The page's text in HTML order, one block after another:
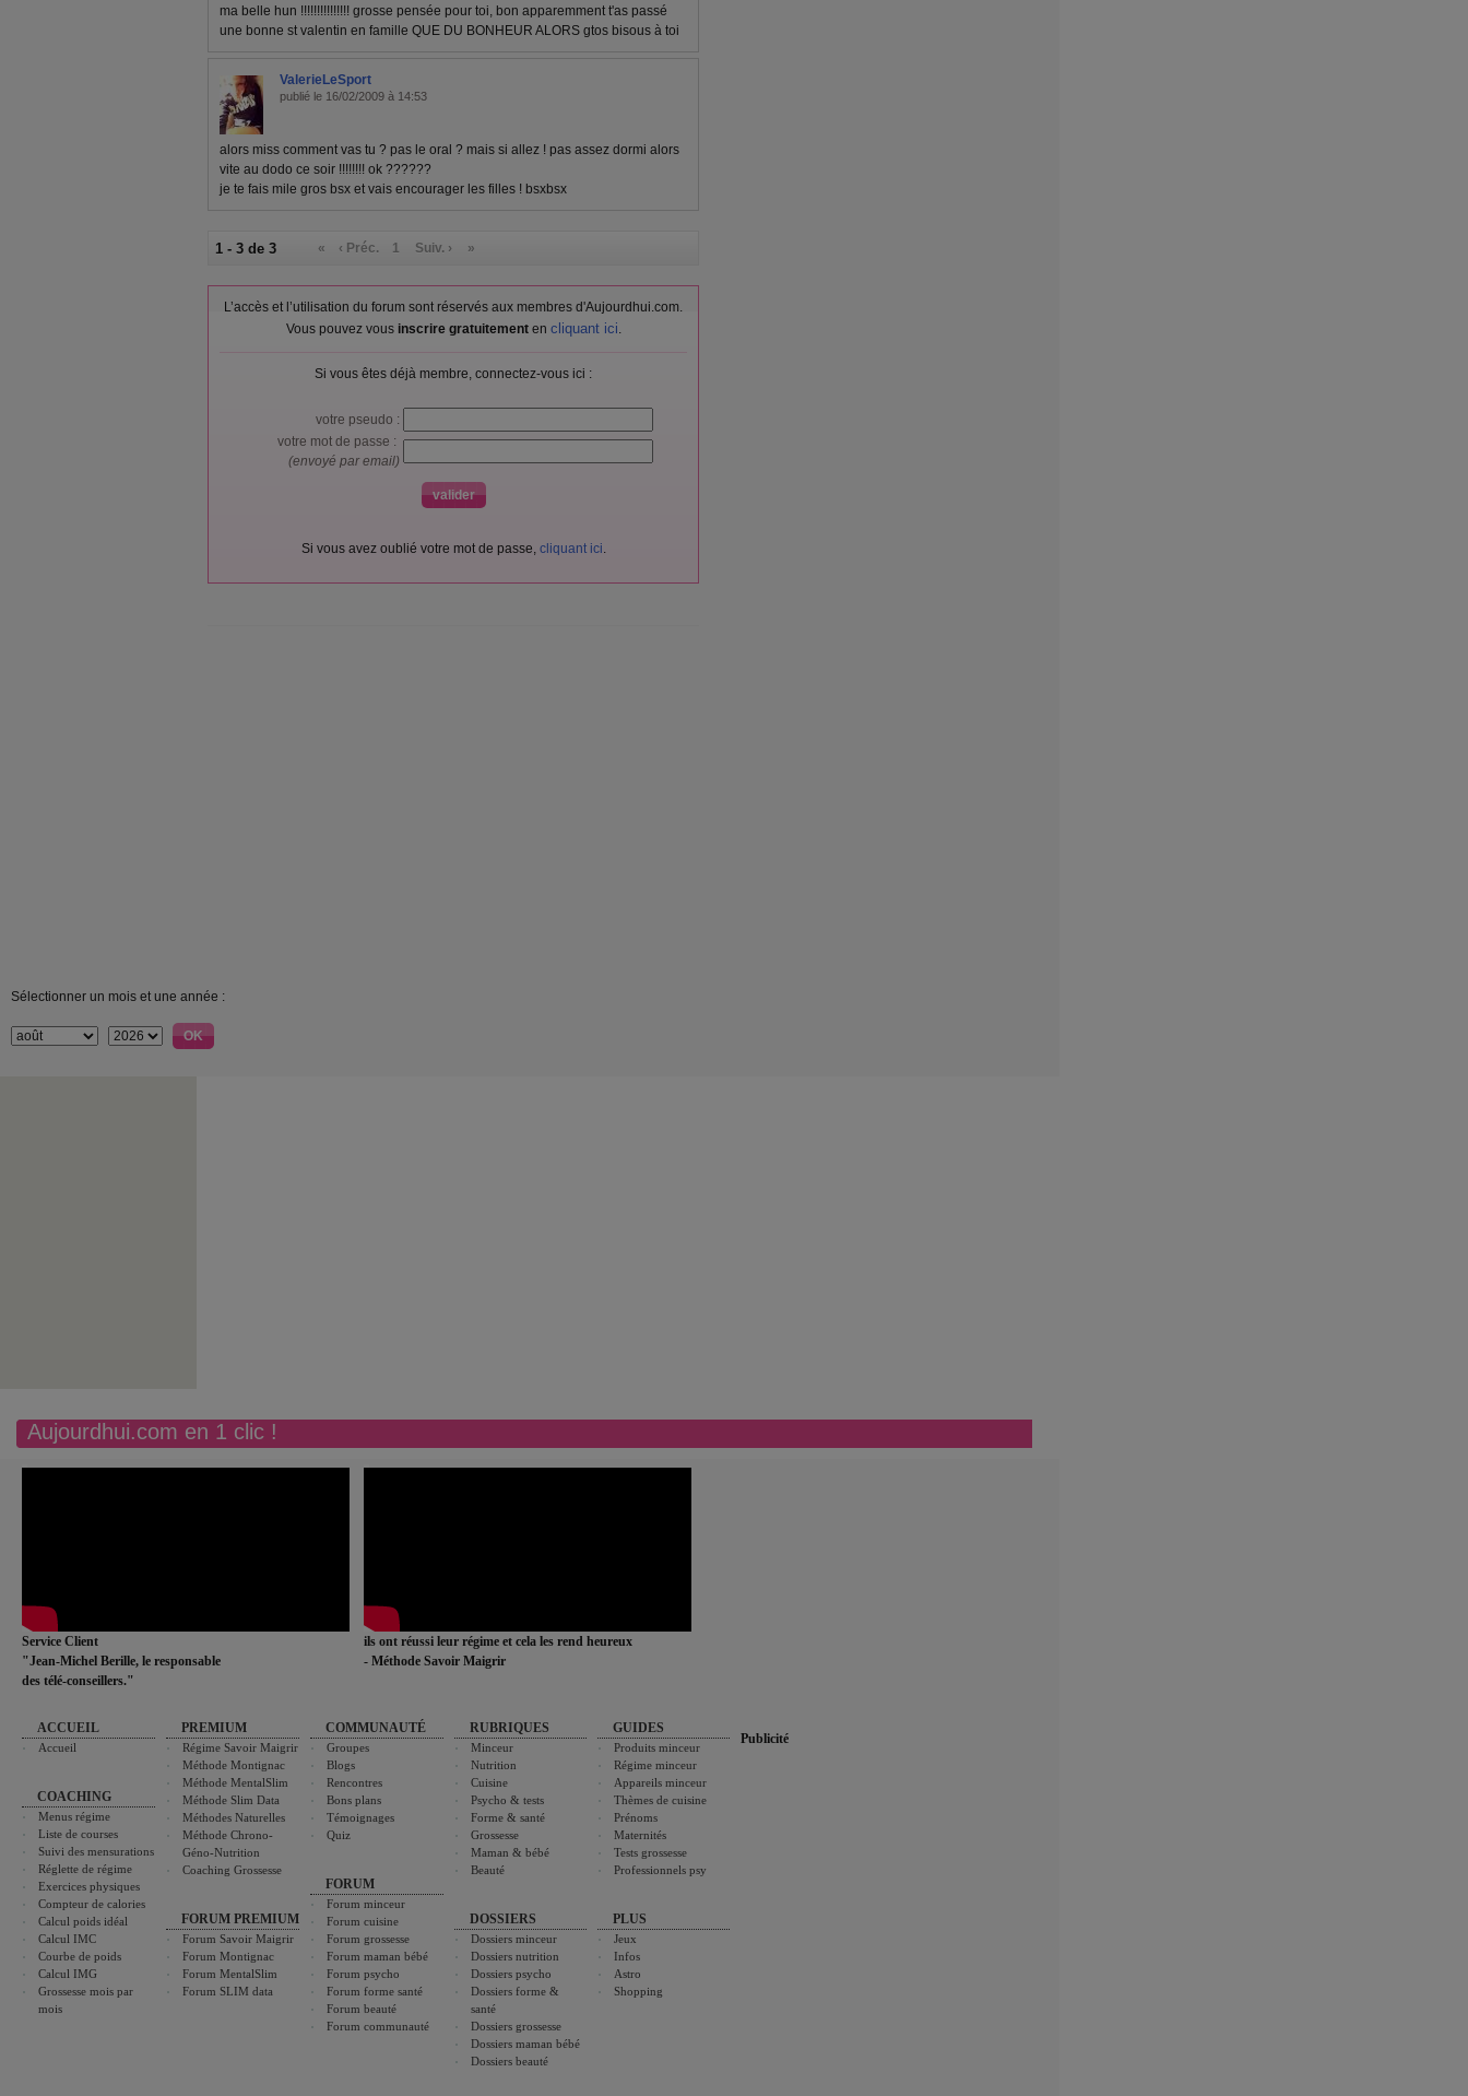
ma belle hun !!!!!!!!!!!!!!! grosse pensée pour toi, bon apparemment t'as passé
une bonne st valentin en famille QUE DU BONHEUR ALORS gtos bisous à toi
ValerieLeSport
publié le 16/02/2009 à 14:53
alors miss comment vas tu ? pas le oral ? mais si allez ! pas assez dormi alors
vite au dodo ce soir !!!!!!!! ok ??????
je te fais mile gros bsx et vais encourager les filles ! bsxbsx
1 - 3 de 3 « ‹ Préc. 1 Suiv. › »
L’accès et l’utilisation du forum sont réservés aux membres d'Aujourdhui.com.
Vous pouvez vous inscrire gratuitementen cliquant ici.
Si vous êtes déjà membre, connectez-vous ici :
votre pseudo :
votre mot de passe :
(envoyé par email)
Si vous avez oublié votre mot de passe, cliquant ici.
Sélectionner un mois et une année :
Aujourdhui.com en 1 clic !
Service Client
"Jean-Michel Berille, le responsable
des télé-conseillers."
ils ont réussi leur régime et cela les rend heureux
- Méthode Savoir Maigrir
ACCUEIL
Accueil
COACHING
Menus régime
Liste de courses
Suivi des mensurations
Réglette de régime
Exercices physiques
Compteur de calories
Calcul poids idéal
Calcul IMC
Courbe de poids
Calcul IMG
Grossesse mois par
mois
PREMIUM
Régime Savoir Maigrir
Méthode Montignac
Méthode MentalSlim
Méthode Slim Data
Méthodes Naturelles
Méthode Chrono-
Géno-Nutrition
Coaching Grossesse
FORUM PREMIUM
Forum Savoir Maigrir
Forum Montignac
Forum MentalSlim
Forum SLIM data
COMMUNAUTÉ
Groupes
Blogs
Rencontres
Bons plans
Témoignages
Quiz
FORUM
Forum minceur
Forum cuisine
Forum grossesse
Forum maman bébé
Forum psycho
Forum forme santé
Forum beauté
Forum communauté
RUBRIQUES
Minceur
Nutrition
Cuisine
Psycho & tests
Forme & santé
Grossesse
Maman & bébé
Beauté
DOSSIERS
Dossiers minceur
Dossiers nutrition
Dossiers psycho
Dossiers forme &
santé
Dossiers grossesse
Dossiers maman bébé
Dossiers beauté
GUIDES
Produits minceur
Régime minceur
Appareils minceur
Thèmes de cuisine
Prénoms
Maternités
Tests grossesse
Professionnels psy
PLUS
Jeux
Infos
Astro
Shopping
Publicité